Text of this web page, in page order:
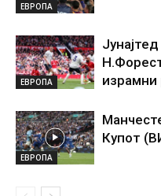
ЕВРОПА
ЕВРОПА
ЕВРОПА
Купот